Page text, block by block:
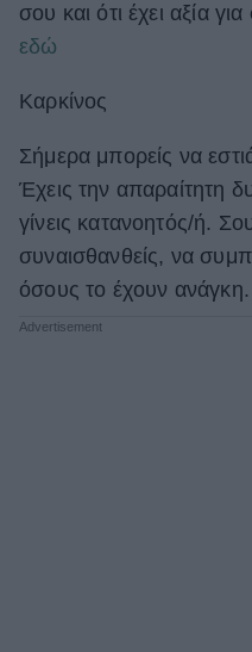
σου και ότι έχει αξία
εδώ
Καρκίνος
Σήμερα μπορείς να
Έχεις την απαραίτητη
γίνεις κατανοητός/ή.
συναισθανθείς, να
όσους το έχουν ανάγκη.